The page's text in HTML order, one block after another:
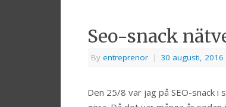
Seo-snack
By entreprenor | 30 augusti, 2016
Den 25/8 var jag på SEO-snack